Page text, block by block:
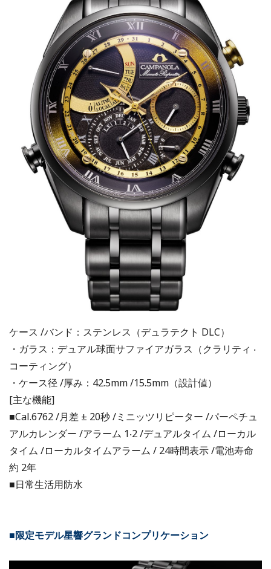
ケース /バンド：ステンレス（デュラテクト DLC）
・ガラス：デュアル球面サファイアガラス（クラリティ ‧
コーティング）
・ケース径 /厚み：42.5mm /15.5mm（設計値）
[主な機能]
■Cal.6762 /月差 ± 20秒 /ミニッツリピーター /パーペチュ
アルカレンダー /アラーム 1‧2 /デュアルタイム /ローカル
タイム /ローカルタイムアラーム / 24時間表示 /電池寿命
約 2年
■⽇常生活用防水
■限定モデル星響グランドコンプリケーション